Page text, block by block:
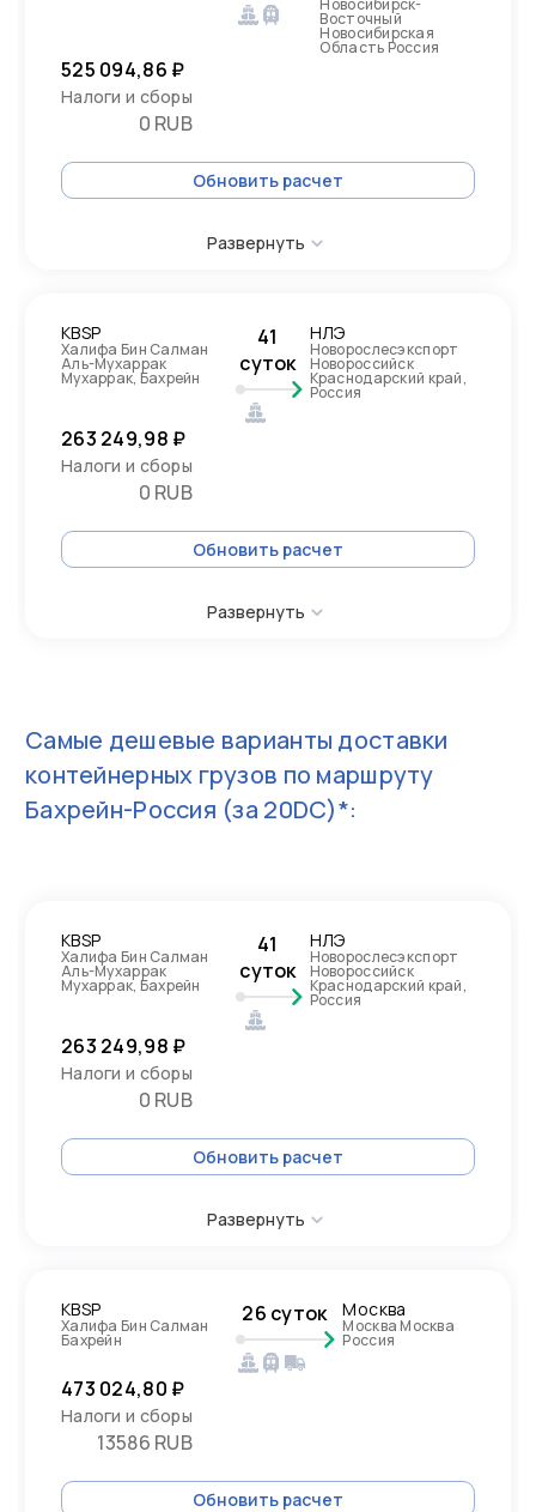
Новосибирск-
Восточный
Новосибирская
Область Россия
525 094,86 ₽
Налоги и сборы
0 RUB
Обновить расчет
Развернуть
KBSP
Халифа Бин Салман
Аль-Мухаррак
Мухаррак, Бахрейн
41
суток
НЛЭ
Новорослесэкспорт
Новороссийск
Краснодарский край,
Россия
263 249,98 ₽
Налоги и сборы
0 RUB
Обновить расчет
Развернуть
Самые дешевые варианты доставки
контейнерных грузов по маршруту
Бахрейн-Россия (за 20DC)*:
KBSP
Халифа Бин Салман
Аль-Мухаррак
Мухаррак, Бахрейн
41
суток
НЛЭ
Новорослесэкспорт
Новороссийск
Краснодарский край,
Россия
263 249,98 ₽
Налоги и сборы
0 RUB
Обновить расчет
Развернуть
KBSP
Халифа Бин Салман
Бахрейн
26 суток Москва
Москва Москва
Россия
473 024,80 ₽
Налоги и сборы
13586 RUB
Обновить расчет